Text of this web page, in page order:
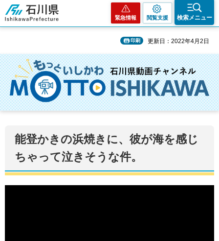
石川県
緊急情報 閲覧支援 検索メニュー
印刷 更新日：2022年4月2日
能登かきの浜焼きに、彼が海を感じ
ちゃって泣きそうな件。